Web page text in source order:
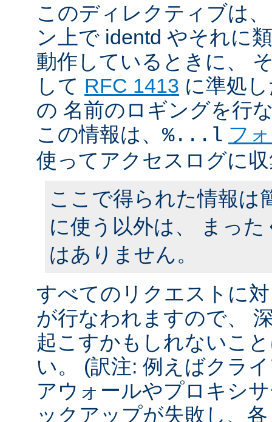
このディレクティブは
ン上で identd やそれに
動作しているときに、
して RFC 1413 に準処
の 名前のロギングを行
この情報は、 %...l フ
使ってアクセスログに
ここで得られた情報は
に使う以外は、 まっ
はありません。
すべてのリクエストに
が行なわれますので、
起こすかもしれないこ
い。 (訳注: 例えばクラ
アウォールやプロキシ
ックアップが失敗し、